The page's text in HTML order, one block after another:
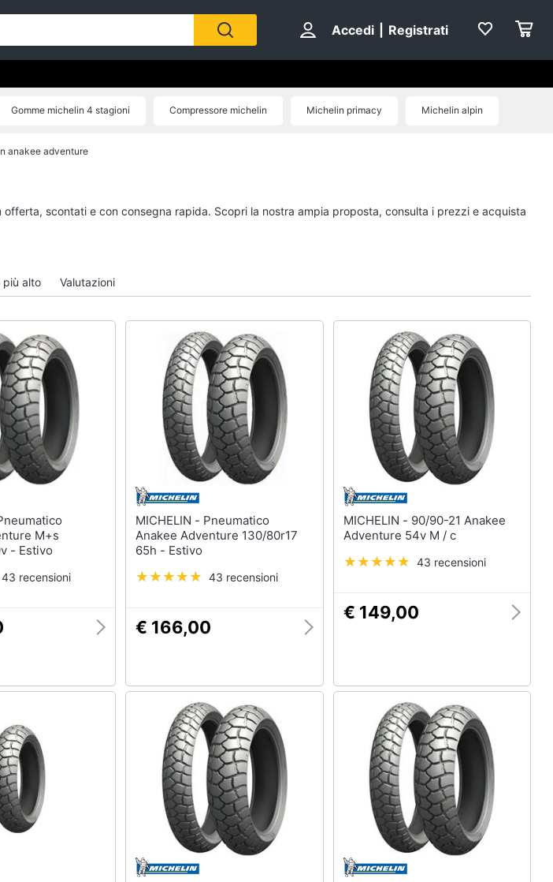
Accedi Registrati
Nautica
Vedi tutti
Gomme michelin 4 stagioni Compressore michelin Michelin primacy Michelin alpin
da neve michelin
anakee adventure
offerta, scontati e con consegna rapida. Scopri la nostra ampia proposta, consulta i prezzi e acquista
più alto Valutazioni
M+s
- Estivo
43 recensioni
MICHELIN - Pneumatico
Anakee Adventure 130/80r17
65h - Estivo
43 recensioni
€ 166,00
MICHELIN - 90/90-21 Anakee
Adventure 54v M / c
43 recensioni
€ 149,00